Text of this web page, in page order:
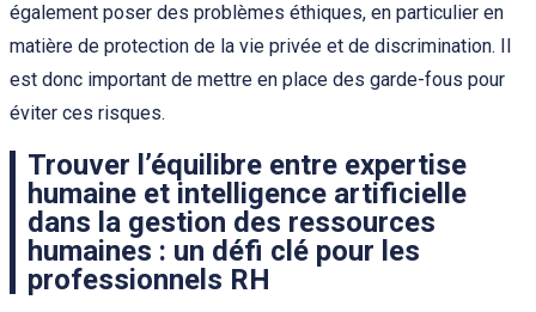
également poser des problèmes éthiques, en particulier en
matière de protection de la vie privée et de discrimination. Il
est donc important de mettre en place des garde-fous pour
éviter ces risques.
Trouver l’équilibre entre expertise
humaine et intelligence artificielle
dans la gestion des ressources
humaines : un défi clé pour les
professionnels RH